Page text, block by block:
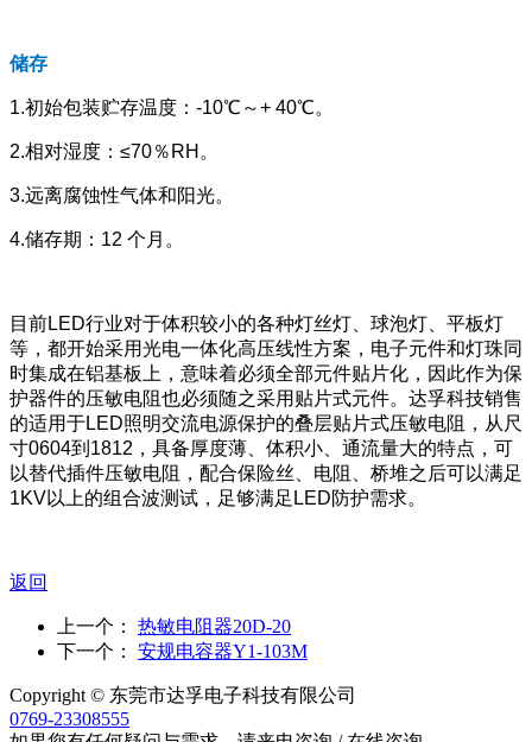
储存
1.初始包装贮存温度：-10℃～+ 40℃。
2.相对湿度：≤70％RH。
3.远离腐蚀性气体和阳光。
4.储存期：12 个月。
目前LED行业对于体积较小的各种灯丝灯、球泡灯、平板灯
等，都开始采用光电一体化高压线性方案，电子元件和灯珠同
时集成在铝基板上，意味着必须全部元件贴片化，因此作为保
护器件的压敏电阻也必须随之采用贴片式元件。达孚科技销售
的适用于LED照明交流电源保护的叠层贴片式压敏电阻，从尺
寸0604到1812，具备厚度薄、体积小、通流量大的特点，可
以替代插件压敏电阻，配合保险丝、电阻、桥堆之后可以满足
1KV以上的组合波测试，足够满足LED防护需求。
返回
上一个： 热敏电阻器20D-20
下一个： 安规电容器Y1-103M
Copyright © 东莞市达孚电子科技有限公司
0769-23308555